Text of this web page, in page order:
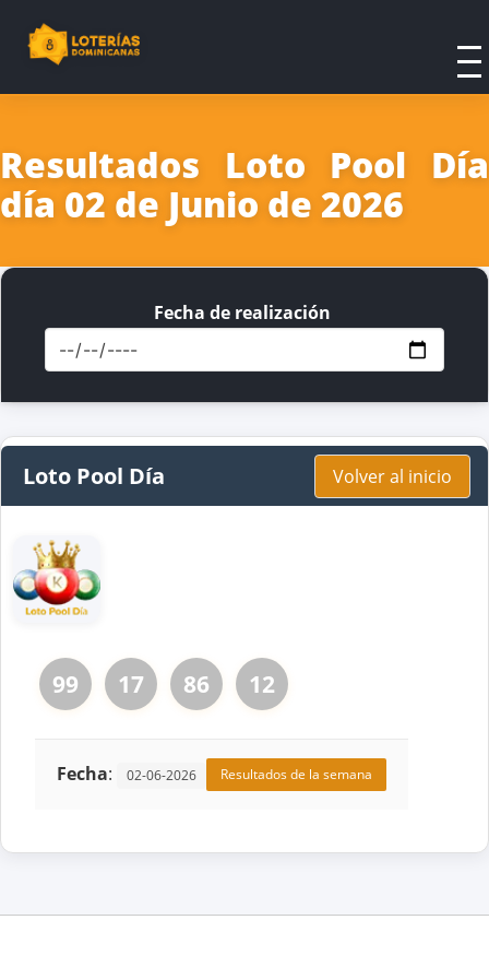
Resultados Loto Pool Día
día 02 de Junio de 2026
Fecha de realización
Loto Pool Día Volver al inicio
99 17 86 12
Fecha: 02-06-2026 Resultados de la semana